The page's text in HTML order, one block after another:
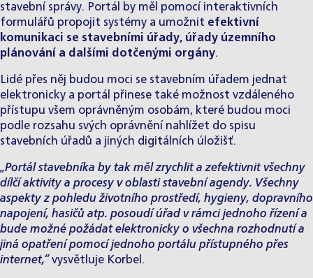
stavební správy. Portál by měl pomocí interaktivních
formulářů propojit systémy a umožnit efektivní
komunikaci se stavebními úřady, úřady územního
plánování a dalšími dotčenými orgány.
Lidé přes něj budou moci se stavebním úřadem jednat
elektronicky a portál přinese také možnost vzdáleného
přístupu všem oprávněným osobám, které budou moci
podle rozsahu svých oprávnění nahlížet do spisu
stavebních úřadů a jiných digitálních úložišť.
„Portál stavebníka by tak měl zrychlit a zefektivnit všechny
dílčí aktivity a procesy v oblasti stavební agendy. Všechny
aspekty z pohledu životního prostředí, hygieny, dopravního
napojení, hasičů atp. posoudí úřad v rámci jednoho řízení a
bude možné požádat elektronicky o všechna rozhodnutí a
jiná opatření pomocí jednoho portálu přístupného přes
internet,“ vysvětluje Korbel.